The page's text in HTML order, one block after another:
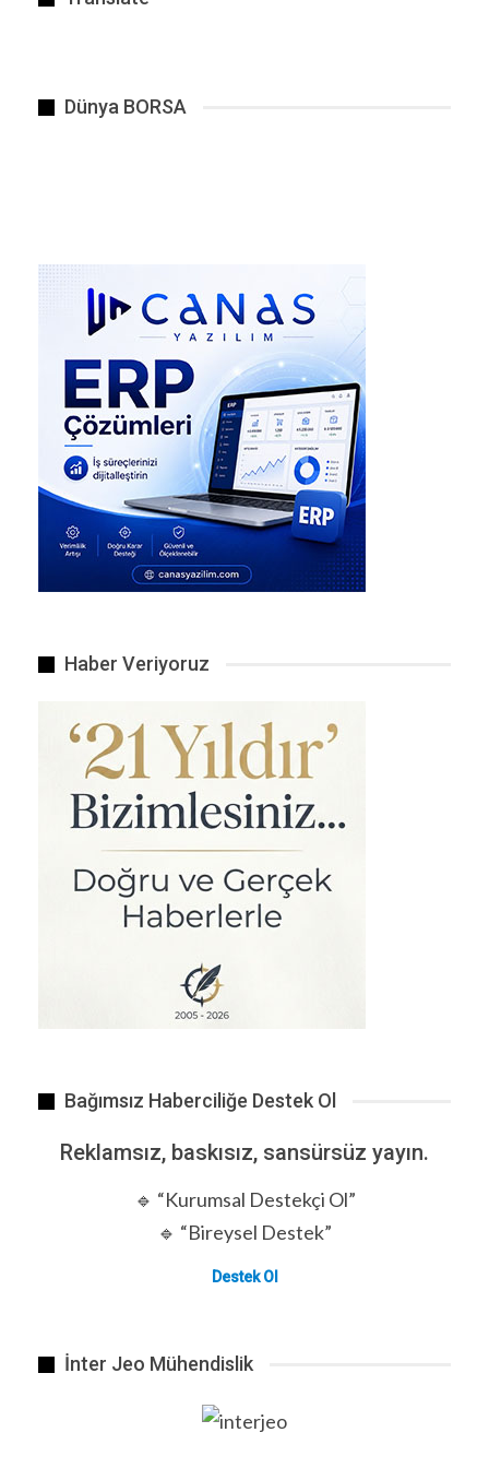
ABD’deki Spurr Dağı’ndaki bir volkanın sismik…
İstanbul’da görev yapan 33 il emniyet müdür yardımcısı, 39…
SECQAI dünyanın ilk kuantum büyük dil modelini (QLLM)…
Dünya BORSA
Haber Veriyoruz
Bağımsız Haberciliğe Destek Ol
Reklamsız, baskısız, sansürsüz yayın.
🔹 “Kurumsal Destekçi Ol”
🔹 “Bireysel Destek”
Destek Ol
İnter Jeo Mühendislik